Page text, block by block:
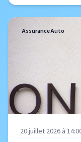
Assurance Auto
20 juillet 2026 à